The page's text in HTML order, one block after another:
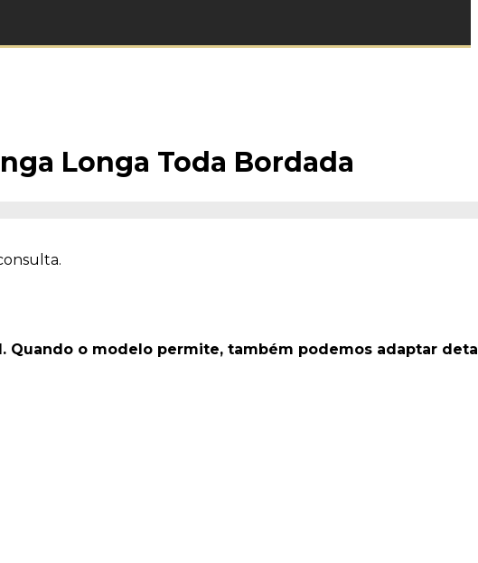
Longa Toda Bordada
o modelo permite, também podemos adaptar